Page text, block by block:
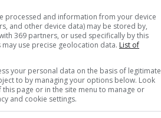
që të do të bindë BE-në
të bëheni vend anëtar? Rama:
në një çast konkret të
një premtim paqeje. Këtë
falë Zotit nuk kanë parë
rrugëtimi i BE-së do të jetë
por në finish ajo mbetet
processed and information from your device
and other device data) may be stored by,
369 partners, or used specifically by this
use precise geolocation data. List of
your personal data on the basis of legitimate
to by managing your options below. Look
page or in the site menu to manage or
and cookie settings.